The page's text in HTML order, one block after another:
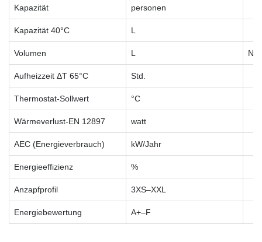
Kapazität personen
Kapazität 40°C L
Volumen L N / A
Aufheizzeit ΔT 65°C Std.
Thermostat-Sollwert °C
Wärmeverlust-EN 12897 watt
AEC (Energieverbrauch) kW/Jahr
Energieeffizienz %
Anzapfprofil 3XS–XXL
Energiebewertung A+–F